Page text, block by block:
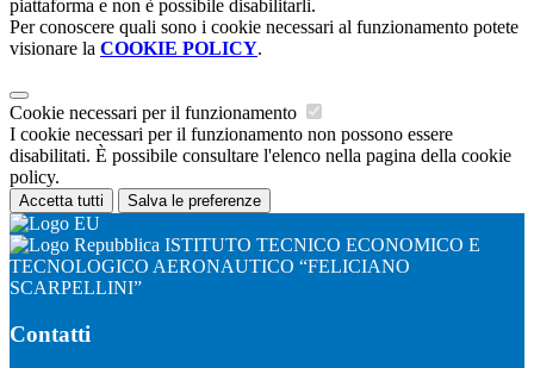
piattaforma e non è possibile disabilitarli.
Per conoscere quali sono i cookie necessari al funzionamento potete
visionare la COOKIE POLICY.
Cookie necessari per il funzionamento
I cookie necessari per il funzionamento non possono essere
disabilitati. È possibile consultare l'elenco nella pagina della cookie
policy.
Accetta tutti Salva le preferenze
ISTITUTO TECNICO ECONOMICO E
TECNOLOGICO AERONAUTICO “FELICIANO
SCARPELLINI”
Contatti